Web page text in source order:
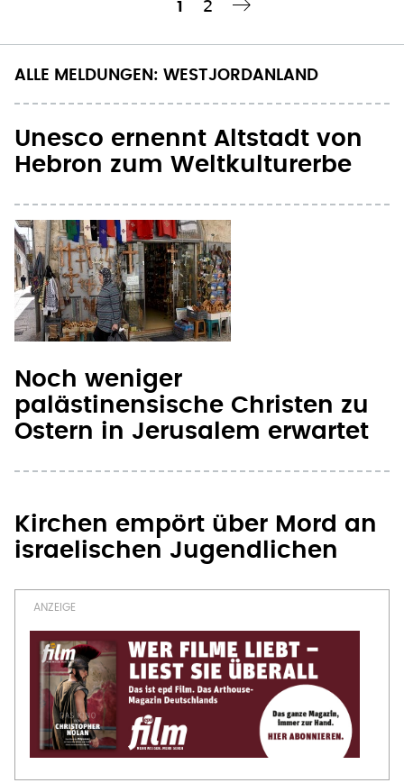
Unesco ernennt Altstadt von
Hebron zum Weltkulturerbe
Noch weniger
palästinensische Christen zu
Ostern in Jerusalem erwartet
Kirchen empört über Mord an
israelischen Jugendlichen
OFT GELESEN